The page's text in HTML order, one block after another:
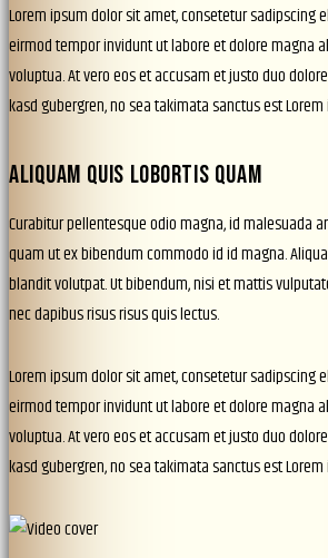
Lorem ipsum dolor sit amet, consetetur sadipscing
eirmod tempor invidunt ut labore et dolore magna
voluptua. At vero eos et accusam et justo duo
kasd gubergren, no sea takimata sanctus est
ALIQUAM QUIS LOBORTIS QUAM
Curabitur pellentesque odio magna, id malesuada
quam ut ex bibendum commodo id id magna.
blandit volutpat. Ut bibendum, nisi et mattis
nec dapibus risus risus quis lectus.
Lorem ipsum dolor sit amet, consetetur sadipscing
eirmod tempor invidunt ut labore et dolore magna
voluptua. At vero eos et accusam et justo duo
kasd gubergren, no sea takimata sanctus est